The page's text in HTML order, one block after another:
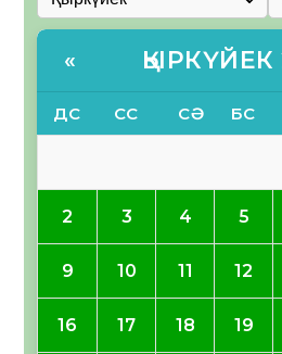
« ҚЫРКҮЙЕК
ДС СС СӘ БС
2 3 4 5
9 10 11 12
16 17 18 19